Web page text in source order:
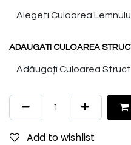
ADAUGATI CULOAREA
Add to wishlist